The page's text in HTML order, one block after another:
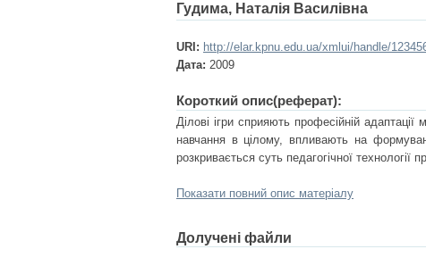
Гудима, Наталія Василівна
URI: http://elar.kpnu.edu.ua/xmlui/handle/
Дата: 2009
Короткий опис(реферат):
Ділові ігри сприяють професійній
навчання в цілому, впливають на
розкривається суть педагогічної технології
Показати повний опис матеріалу
Долучені файли